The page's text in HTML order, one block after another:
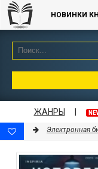
НОВИНКИ
ЖАНРЫ
Электронная